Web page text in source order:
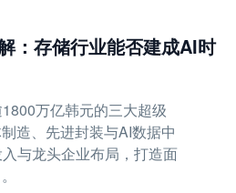
：存储行业能否建成AI时
万亿韩元的三大超级
造、先进封装与AI数据中
与龙头企业布局，打造面